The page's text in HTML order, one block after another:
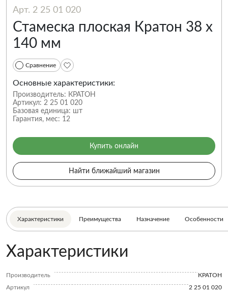
Арт. 2 25 01 020
Стамеска плоская Кратон 38 х
140 мм
Сравнение
Основные характеристики:
Производитель: КРАТОН
Артикул: 2 25 01 020
Базовая единица: шт
Гарантия, мес: 12
Купить онлайн
Найти ближайший магазин
Характеристики Преимущества Назначение Особенности
Характеристики
Производитель
КРАТОН
Артикул
2 25 01 020